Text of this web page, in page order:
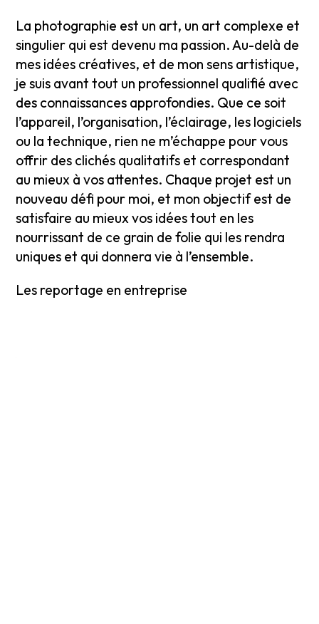
La photographie est un art, un art complexe et
singulier qui est devenu ma passion. Au-delà de
mes idées créatives, et de mon sens artistique,
je suis avant tout un professionnel qualifié avec
des connaissances approfondies. Que ce soit
l’appareil, l’organisation, l’éclairage, les logiciels
ou la technique, rien ne m’échappe pour vous
offrir des clichés qualitatifs et correspondant
au mieux à vos attentes. Chaque projet est un
nouveau défi pour moi, et mon objectif est de
satisfaire au mieux vos idées tout en les
nourrissant de ce grain de folie qui les rendra
uniques et qui donnera vie à l’ensemble.
Les reportage en entreprise